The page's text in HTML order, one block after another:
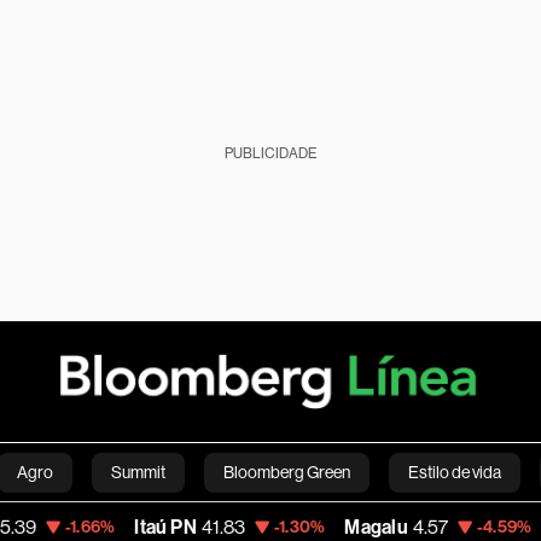
PUBLICIDADE
Agro Summit Bloomberg Green Estilo de vida
pessoais Viagens Internacional Brasil
Itaú PN 41.83 -1.30% Magalu 4.57 -4.59% Bitcoin